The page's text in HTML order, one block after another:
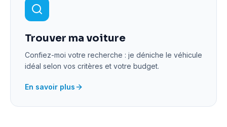
Trouver ma voiture
Confiez-moi votre recherche : je déniche le véhicule
idéal selon vos critères et votre budget.
En savoir plus